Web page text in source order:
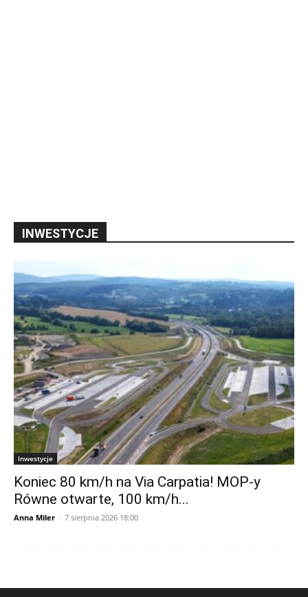
INWESTYCJE
Inwestycje
Koniec 80 km/h na Via Carpatia! MOP-y
Równe otwarte, 100 km/h...
Anna Miler - 7 sierpnia 2026 18:00